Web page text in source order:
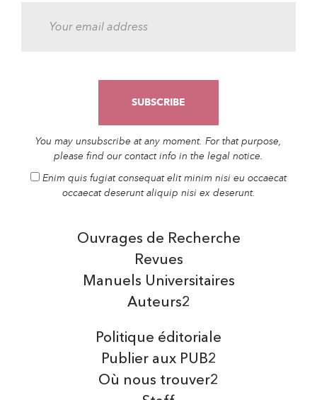
You may unsubscribe at any moment. For that purpose,
please find our contact info in the legal notice.
Enim quis fugiat consequat elit minim nisi eu occaecat
occaecat deserunt aliquip nisi ex deserunt.
Auteurs2
Manuels Universitaires
Ouvrages de Recherche
Revues
Politique éditoriale
Publier aux PUB2
Où nous trouver2